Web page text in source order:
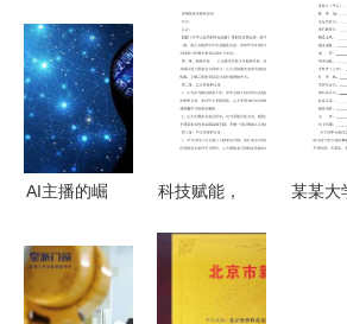
采
实践之道
驱动
金融
远
AI主播的崛
跃还是职业
威胁？
科技赋能，
新版技术服
某某大